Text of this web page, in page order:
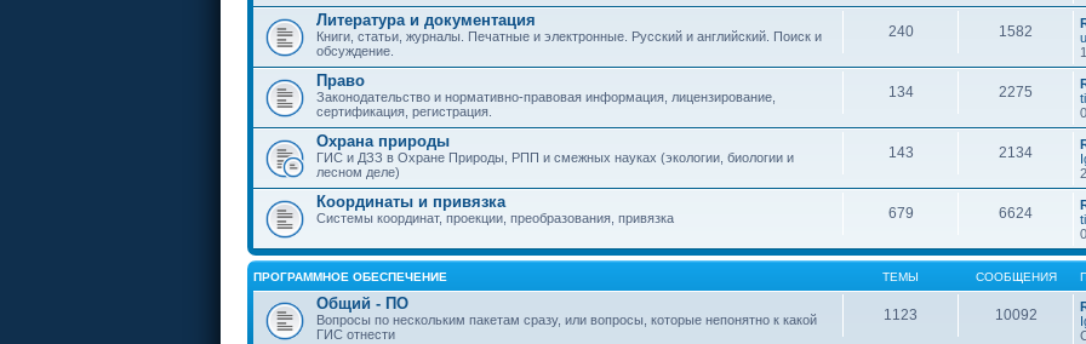
Литература и документация
Книги, статьи, журналы. Печатные и электронные. Русский и английский. Поиск и
обсуждение.
240 1582
Право
Законодательство и нормативно-правовая информация, лицензирование,
сертификация, регистрация.
134 2275
Охрана природы
ГИС и ДЗЗ в Охране Природы, РПП и смежных науках (экологии, биологии и
лесном деле)
143 2134
Координаты и привязка
Системы координат, проекции, преобразования, привязка 679 6624
ПРОГРАММНОЕ ОБЕСПЕЧЕНИЕ ТЕМЫ СООБЩЕНИЯ
Общий - ПО
Вопросы по нескольким пакетам сразу, или вопросы, которые непонятно к какой
ГИС отнести
1123 10092